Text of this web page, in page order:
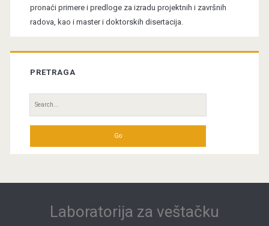
pronaći primere i predloge za izradu projektnih i završnih
radova, kao i master i doktorskih disertacija.
PRETRAGA
Search
for:
Laboratorija za veštačku